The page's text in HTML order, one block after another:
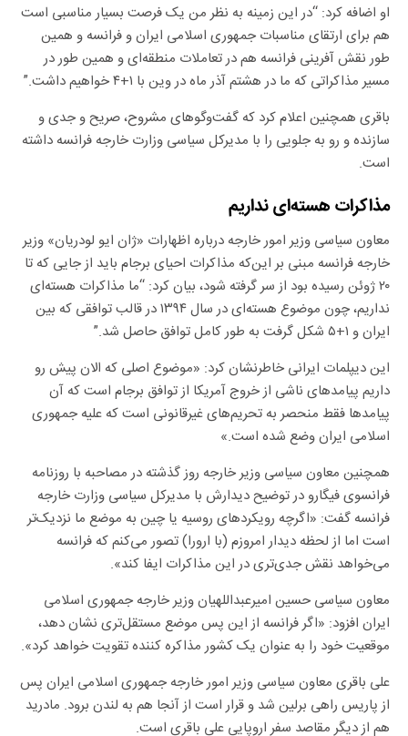
او اضافه کرد: “در این زمینه به نظر من یک فرصت بسیار مناسبی است
هم برای ارتقای مناسبات جمهوری اسلامی ایران و فرانسه و همین
طور نقش آفرینی فرانسه هم در تعاملات منطقه‌ای و همین طور در
مسیر مذاکراتی که ما در هشتم آذر ماه در وین با ۱+۴ خواهیم داشت.”
باقری همچنین اعلام کرد که گفت‌وگوهای مشروح، صریح و جدی و
سازنده و رو به جلویی را با مدیرکل سیاسی وزارت خارجه فرانسه داشته
است.
مذاکرات هسته‌ای نداریم
معاون سیاسی وزیر امور خارجه درباره اظهارات «ژان ایو لودریان» وزیر
خارجه فرانسه مبنی بر این‌که مذاکرات احیای برجام باید از جایی که تا
۲۰ ژوئن رسیده بود از سر گرفته شود، بیان کرد: “ما مذاکرات هسته‌ای
نداریم، چون موضوع هسته‌ای در سال ۱۳۹۴ در قالب توافقی که بین
ایران و ۱+۵ شکل گرفت به طور کامل توافق حاصل شد.”
این دیپلمات ایرانی خاطرنشان کرد: «موضوع اصلی که الان پیش رو
داریم پیامدهای ناشی از خروج آمریکا از توافق برجام است که آن
پیامدها فقط منحصر به تحریم‌های غیرقانونی است که علیه جمهوری
اسلامی ایران وضع شده است.»
همچنین معاون سیاسی وزیر خارجه روز گذشته در مصاحبه با روزنامه
فرانسوی فیگارو در توضیح دیدارش با مدیرکل سیاسی وزارت خارجه
فرانسه گفت: «اگرچه رویکردهای روسیه یا چین به موضع ما نزدیک‌تر
است اما از لحظه دیدار امروزم (با ارورا) تصور می‌کنم که فرانسه
می‌خواهد نقش جدی‌تری در این مذاکرات ایفا کند».
معاون سیاسی حسین امیرعبداللهیان وزیر خارجه جمهوری اسلامی
ایران افزود: «اگر فرانسه از این پس موضع مستقل‌تری نشان دهد،
موقعیت خود را به عنوان یک کشور مذاکره کننده تقویت خواهد کرد».
علی باقری معاون سیاسی وزیر امور خارجه جمهوری اسلامی ایران پس
از پاریس راهی برلین شد و قرار است از آنجا هم به لندن برود. مادرید
هم از دیگر مقاصد سفر اروپایی علی باقری است.